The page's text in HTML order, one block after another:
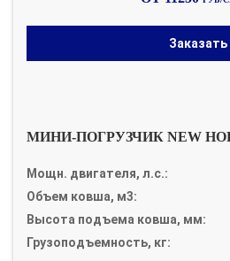
Заказать
МИНИ-ПОГРУЗЧИК NEW
Мощн. двигателя, л.с.:
Объем ковша, м3:
Высота подъема ковша, мм:
Грузоподъемность, кг: